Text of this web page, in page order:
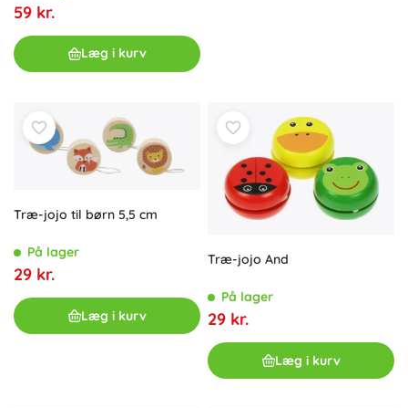
59 kr.
Læg i kurv
Træ-jojo til børn 5,5 cm
På lager
29 kr.
Læg i kurv
Træ-jojo And
På lager
29 kr.
Læg i kurv